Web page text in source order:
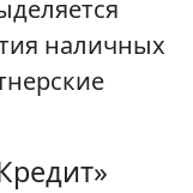
наличных